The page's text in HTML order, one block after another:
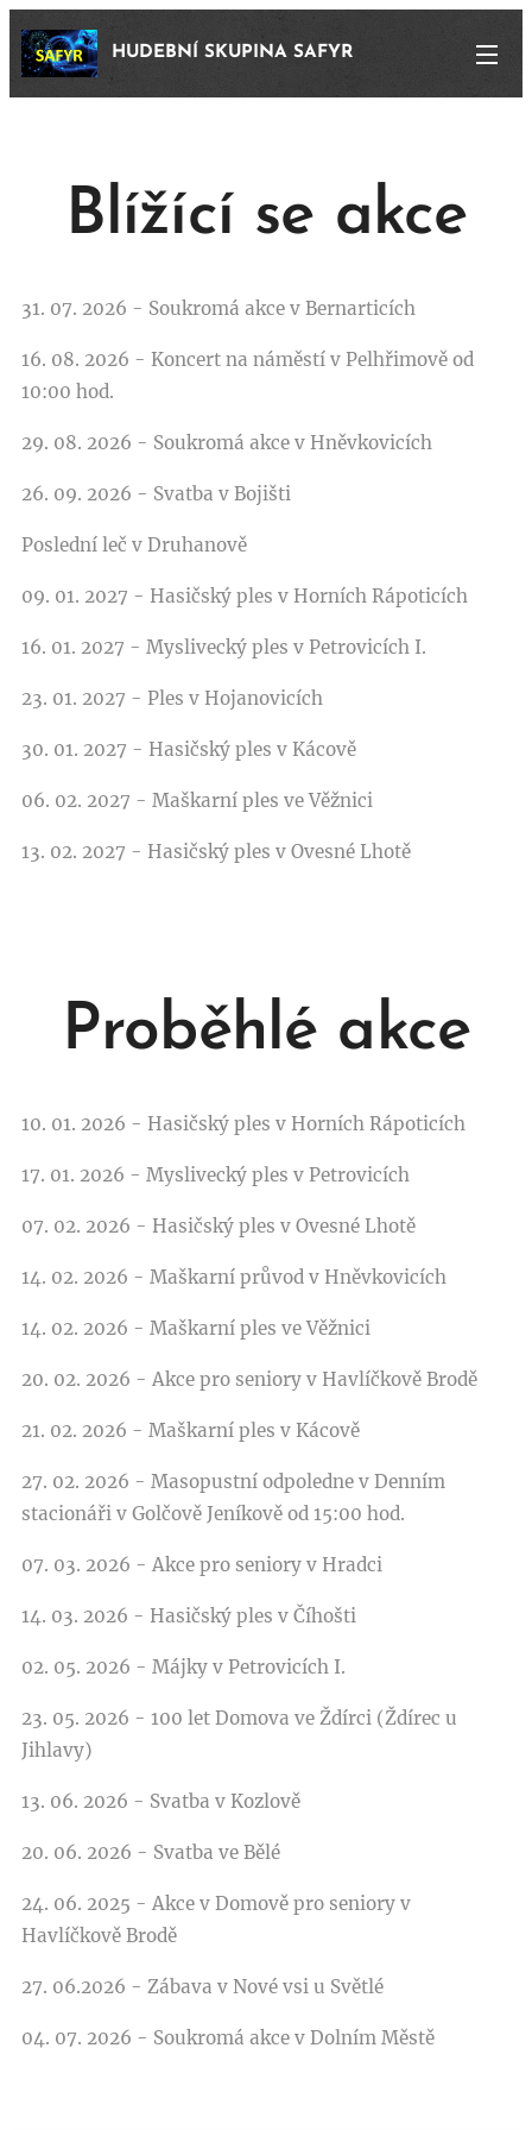
HUDEBNÍ SKUPINA SAFYR
Blížící se akce
31. 07. 2026 - Soukromá akce v Bernarticích
16. 08. 2026 - Koncert na náměstí v Pelhřimově od
10:00 hod.
29. 08. 2026 - Soukromá akce v Hněvkovicích
26. 09. 2026 - Svatba v Bojišti
Poslední leč v Druhanově
09. 01. 2027 - Hasičský ples v Horních Rápoticích
16. 01. 2027 - Myslivecký ples v Petrovicích I.
23. 01. 2027 - Ples v Hojanovicích
30. 01. 2027 - Hasičský ples v Kácově
06. 02. 2027 - Maškarní ples ve Věžnici
13. 02. 2027 - Hasičský ples v Ovesné Lhotě
Proběhlé akce
10. 01. 2026 - Hasičský ples v Horních Rápoticích
17. 01. 2026 - Myslivecký ples v Petrovicích
07. 02. 2026 - Hasičský ples v Ovesné Lhotě
14. 02. 2026 - Maškarní průvod v Hněvkovicích
14. 02. 2026 - Maškarní ples ve Věžnici
20. 02. 2026 - Akce pro seniory v Havlíčkově Brodě
21. 02. 2026 - Maškarní ples v Kácově
27. 02. 2026 - Masopustní odpoledne v Denním
stacionáři v Golčově Jeníkově od 15:00 hod.
07. 03. 2026 - Akce pro seniory v Hradci
14. 03. 2026 - Hasičský ples v Číhošti
02. 05. 2026 - Májky v Petrovicích I.
23. 05. 2026 - 100 let Domova ve Ždírci (Ždírec u
Jihlavy)
13. 06. 2026 - Svatba v Kozlově
20. 06. 2026 - Svatba ve Bělé
24. 06. 2025 - Akce v Domově pro seniory v
Havlíčkově Brodě
27. 06.2026 - Zábava v Nové vsi u Světlé
04. 07. 2026 - Soukromá akce v Dolním Městě